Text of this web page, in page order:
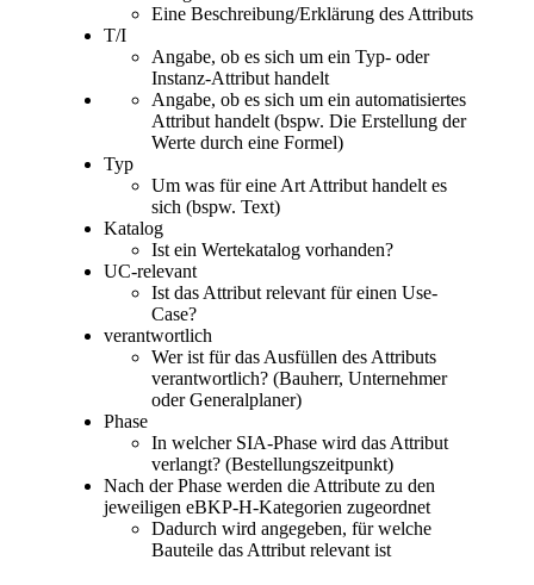
Eine Beschreibung/Erklärung des Attributs
T/I
Angabe, ob es sich um ein Typ- oder
Instanz-Attribut handelt
Angabe, ob es sich um ein automatisiertes
Attribut handelt (bspw. Die Erstellung der
Werte durch eine Formel)
Typ
Um was für eine Art Attribut handelt es
sich (bspw. Text)
Katalog
Ist ein Wertekatalog vorhanden?
UC-relevant
Ist das Attribut relevant für einen Use-
Case?
verantwortlich
Wer ist für das Ausfüllen des Attributs
verantwortlich? (Bauherr, Unternehmer
oder Generalplaner)
Phase
In welcher SIA-Phase wird das Attribut
verlangt? (Bestellungszeitpunkt)
Nach der Phase werden die Attribute zu den
jeweiligen eBKP-H-Kategorien zugeordnet
Dadurch wird angegeben, für welche
Bauteile das Attribut relevant ist